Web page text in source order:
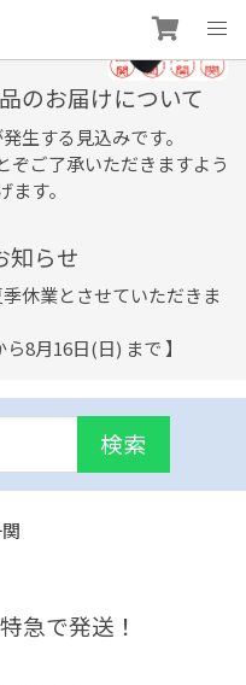
のお届けについて
生する見込みです。
ぞご了承いただきますよう
す。
知らせ
休業とさせていただきま
8月16日(日) まで 】
検索
急で発送！